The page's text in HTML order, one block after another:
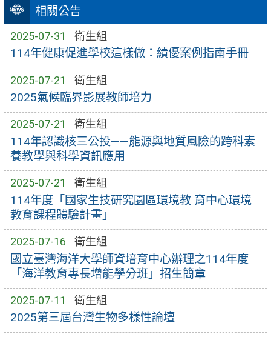
相關公告
2025-07-31 衛生組
114年健康促進學校這樣做：績優案例指南手冊
2025-07-21 衛生組
2025氣候臨界影展教師培力
2025-07-21 衛生組
114年認識核三公投——能源與地質風險的跨科素
養教學與科學資訊應用
2025-07-21 衛生組
114年度「國家生技研究園區環境教 育中心環境
教育課程體驗計畫」
2025-07-16 衛生組
國立臺灣海洋大學師資培育中心辦理之114年度
「海洋教育專長增能學分班」招生簡章
2025-07-11 衛生組
2025第三屆台灣生物多樣性論壇